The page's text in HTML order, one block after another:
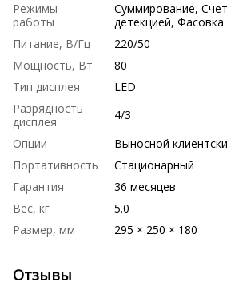
Режимы
работы
Суммирование,
детекцией, Фасовка
Питание, В/Гц
220/50
Мощность, Вт
80
Тип дисплея
LED
Разрядность
дисплея
4/3
Опции
Выносной
Портативность
Стационарный
Гарантия
36 месяцев
Вес, кг
5.0
Размер, мм
295 × 250 × 180
Отзывы